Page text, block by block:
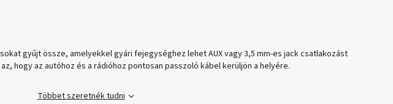
gyűjt össze, amelyekkel gyári fejegységhez lehet AUX vagy 3,5 mm-es jack csatlakozást
hogy az autóhoz és a rádióhoz pontosan passzoló kábel kerüljön a helyére.
Többet szeretnék tudni